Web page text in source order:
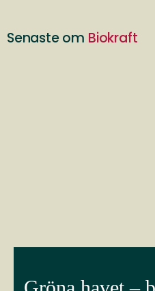
Senaste om Biokraft